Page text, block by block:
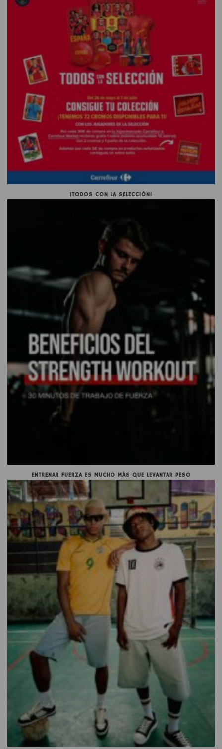
¡TODOS CON LA SELECCIÓN!
ENTRENAR FUERZA ES MUCHO MÁS QUE LEVANTAR PESO